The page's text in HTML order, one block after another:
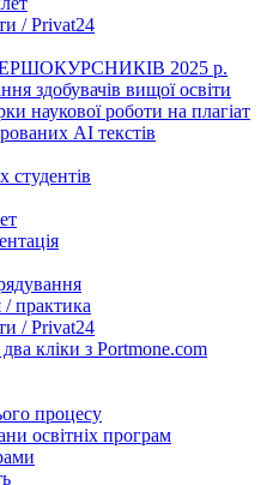
/ Privat24
2025 р.
здобувачів вищої освіти
наукової роботи на плагіат
АІ текстів
студентів
практика
/ Privat24
кліки з Portmone.com
процесу
освітніх програм